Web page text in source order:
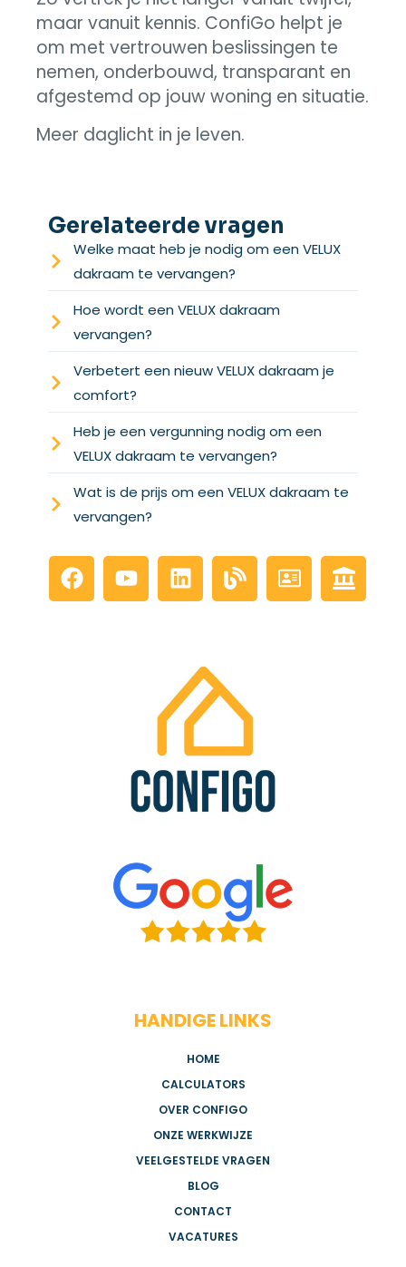
maar vanuit kennis. ConfiGo helpt je
om met vertrouwen beslissingen te
nemen, onderbouwd, transparant en
afgestemd op jouw woning en situatie.
Meer daglicht in je leven.
Gerelateerde vragen
Welke maat heb je nodig om een VELUX
dakraam te vervangen?
Hoe wordt een VELUX dakraam
vervangen?
Verbetert een nieuw VELUX dakraam je
comfort?
Heb je een vergunning nodig om een
VELUX dakraam te vervangen?
Wat is de prijs om een VELUX dakraam te
vervangen?
HANDIGE LINKS
HOME
CALCULATORS
OVER CONFIGO
ONZE WERKWIJZE
VEELGESTELDE VRAGEN
BLOG
CONTACT
VACATURES